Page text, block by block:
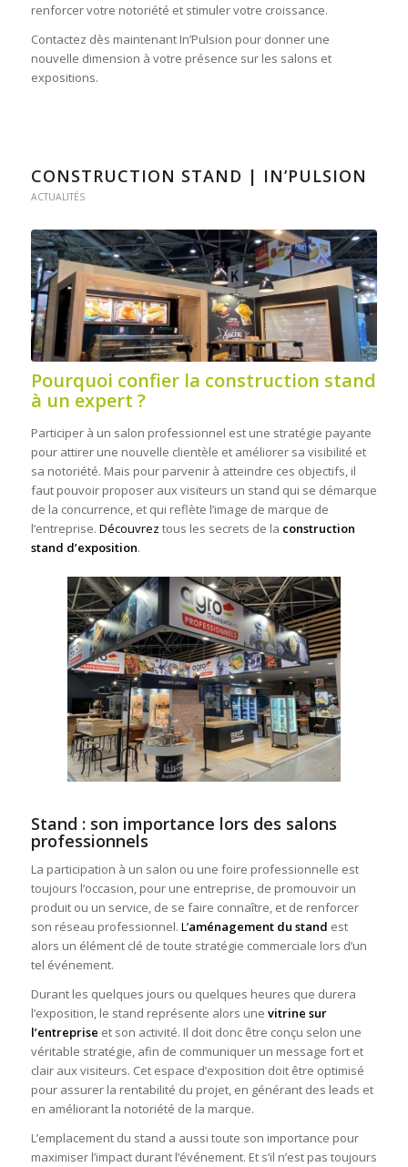
renforcer votre notoriété et stimuler votre croissance.
Contactez dès maintenant In’Pulsion pour donner une
nouvelle dimension à votre présence sur les salons et
expositions.
CONSTRUCTION STAND | IN’PULSION
ACTUALITÉS
Pourquoi confier la construction stand
à un expert ?
Participer à un salon professionnel est une stratégie payante
pour attirer une nouvelle clientèle et améliorer sa visibilité et
sa notoriété. Mais pour parvenir à atteindre ces objectifs, il
faut pouvoir proposer aux visiteurs un stand qui se démarque
de la concurrence, et qui reflète l’image de marque de
l’entreprise. Découvrez tous les secrets de la construction
stand d’exposition.
Stand : son importance lors des salons
professionnels
La participation à un salon ou une foire professionnelle est
toujours l’occasion, pour une entreprise, de promouvoir un
produit ou un service, de se faire connaître, et de renforcer
son réseau professionnel. L’aménagement du stand est
alors un élément clé de toute stratégie commerciale lors d’un
tel événement.
Durant les quelques jours ou quelques heures que durera
l’exposition, le stand représente alors une vitrine sur
l’entreprise et son activité. Il doit donc être conçu selon une
véritable stratégie, afin de communiquer un message fort et
clair aux visiteurs. Cet espace d’exposition doit être optimisé
pour assurer la rentabilité du projet, en générant des leads et
en améliorant la notoriété de la marque.
L’emplacement du stand a aussi toute son importance pour
maximiser l’impact durant l’événement. Et s’il n’est pas toujours